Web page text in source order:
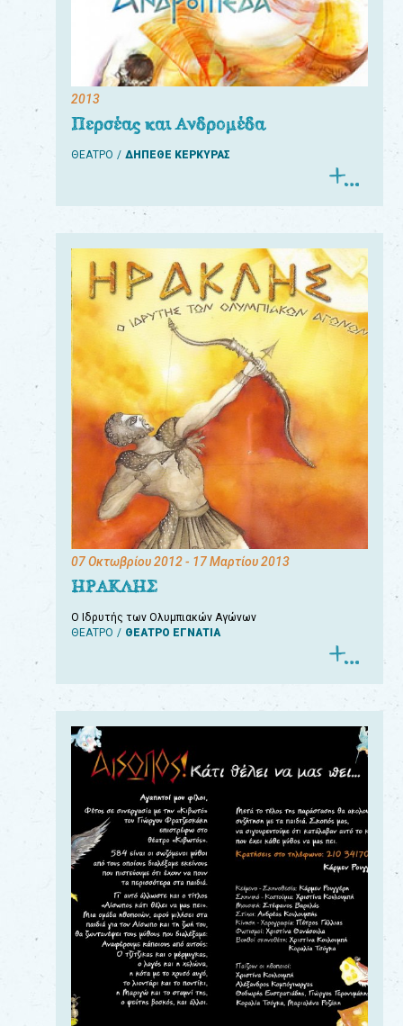
2013
Περσέας και Ανδρομέδα
ΘΕΑΤΡΟ ΔΗΠΕΘΕ ΚΕΡΚΥΡΑΣ
07 Οκτωβρίου 2012- 17 Μαρτίου 2013
ΗΡΑΚΛΗΣ
Ο Ιδρυτής των Ολυμπιακών Αγώνων
ΘΕΑΤΡΟ
ΘΕΑΤΡΟ ΕΓΝΑΤΙΑ